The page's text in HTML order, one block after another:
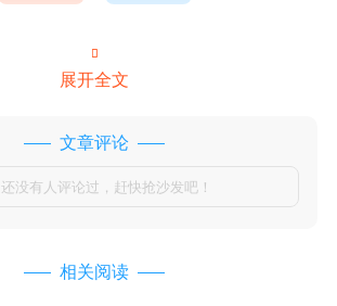

展开全文
文章评论
还没有人评论过，赶快抢沙发吧！
相关阅读